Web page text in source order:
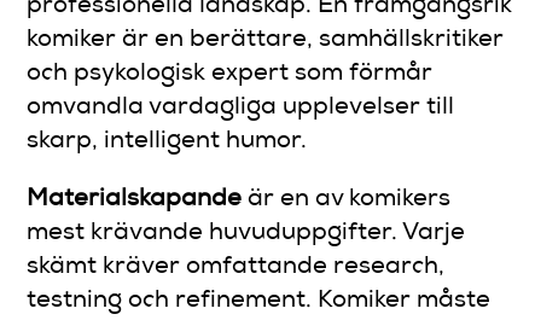
professionella landskap. En framgångsrik
komiker är en berättare, samhällskritiker
och psykologisk expert som förmår
omvandla vardagliga upplevelser till
skarp, intelligent humor.
Materialskapande är en av komikers
mest krävande huvuduppgifter. Varje
skämt kräver omfattande research,
testning och refinement. Komiker måste